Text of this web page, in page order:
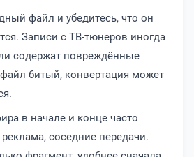
файл и убедитесь, что он
Записи с ТВ-тюнеров иногда
содержат повреждённые
файл битый, конвертация может
в начале и конце часто
соседние передачи.